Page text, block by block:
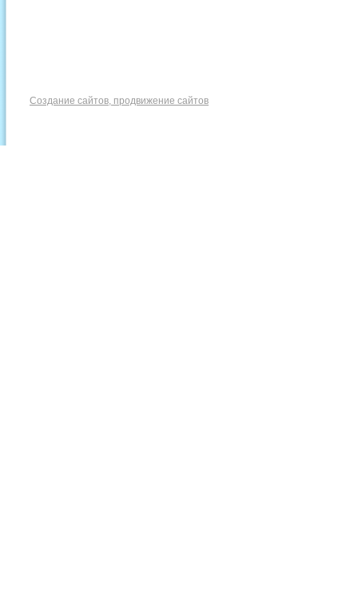
Создание сайтов, продвижение сайтов